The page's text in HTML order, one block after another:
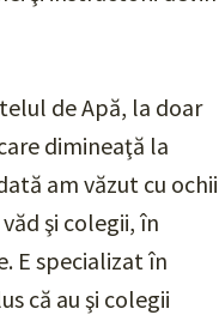
de Apă, la doar
dimineaţă la
am văzut cu ochii
şi colegii, în
E specializat în
că au şi colegii